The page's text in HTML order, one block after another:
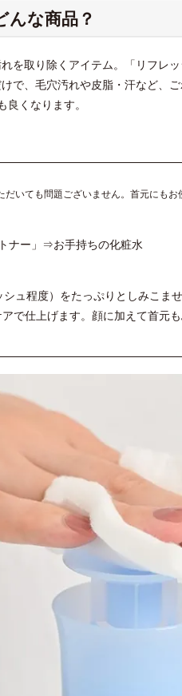
んな商品？
を取り除くアイテム。「リフレ
で、毛穴汚れや皮脂・汗など、
くなります。
いても問題ございません。首元にもお
ナー」⇒お手持ちの化粧水
ュ程度）をたっぷりとしみこま
で仕上げます。顔に加えて首元